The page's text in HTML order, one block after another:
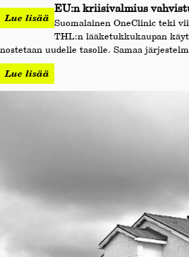
Lue lisää
EU:n kriisivalmius
Suomalainen OneClinic teki
THL:n lääketukkukaupan
nostetaan uudelle tasolle. Samaa
Lue lisää